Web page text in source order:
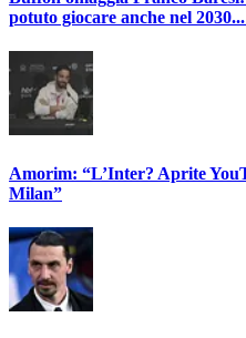
potuto giocare anche nel
Amorim: “L’Inter? Aprite
Milan”